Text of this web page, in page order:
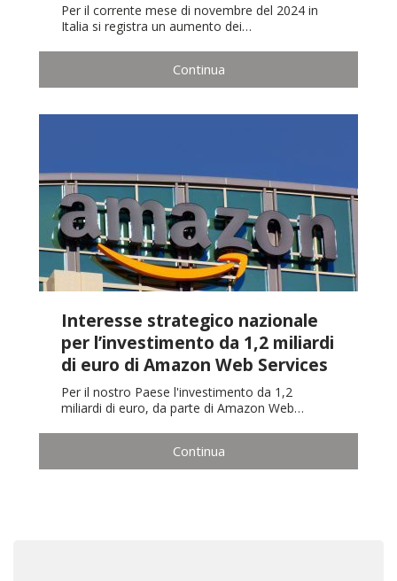
Per il corrente mese di novembre del 2024 in
Italia si registra un aumento dei…
Continua
Interesse strategico nazionale
per l’investimento da 1,2 miliardi
di euro di Amazon Web Services
Per il nostro Paese l'investimento da 1,2
miliardi di euro, da parte di Amazon Web…
Continua